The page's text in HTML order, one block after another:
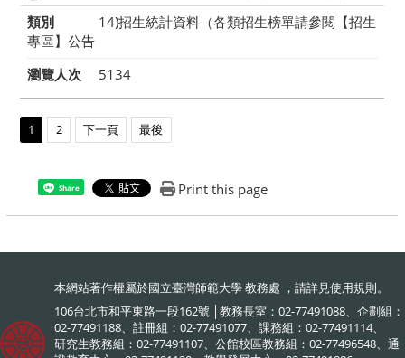
類別
14)招生統計資料（各類招生榜單請參閱【招生
專區】公告
瀏覽人次
5134
1 2 下一頁 最後
Share Print this page
本網站著作權屬於國立臺灣師範大學 教務處 ，請詳見使用規則。
106台北市和平東路一段162號 │教務長室：02-77491088、企劃組：
02-77491188、註冊組：02-77491077、課務組：02-77491114、
研究生教務組：02-77491107、公館校區教務組：02-77496548、通